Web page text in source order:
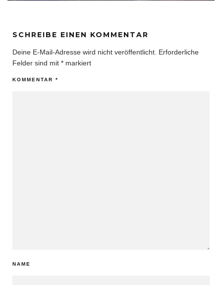
SCHREIBE EINEN KOMMENTAR
Deine E-Mail-Adresse wird nicht veröffentlicht. Erforderliche
Felder sind mit * markiert
KOMMENTAR *
NAME